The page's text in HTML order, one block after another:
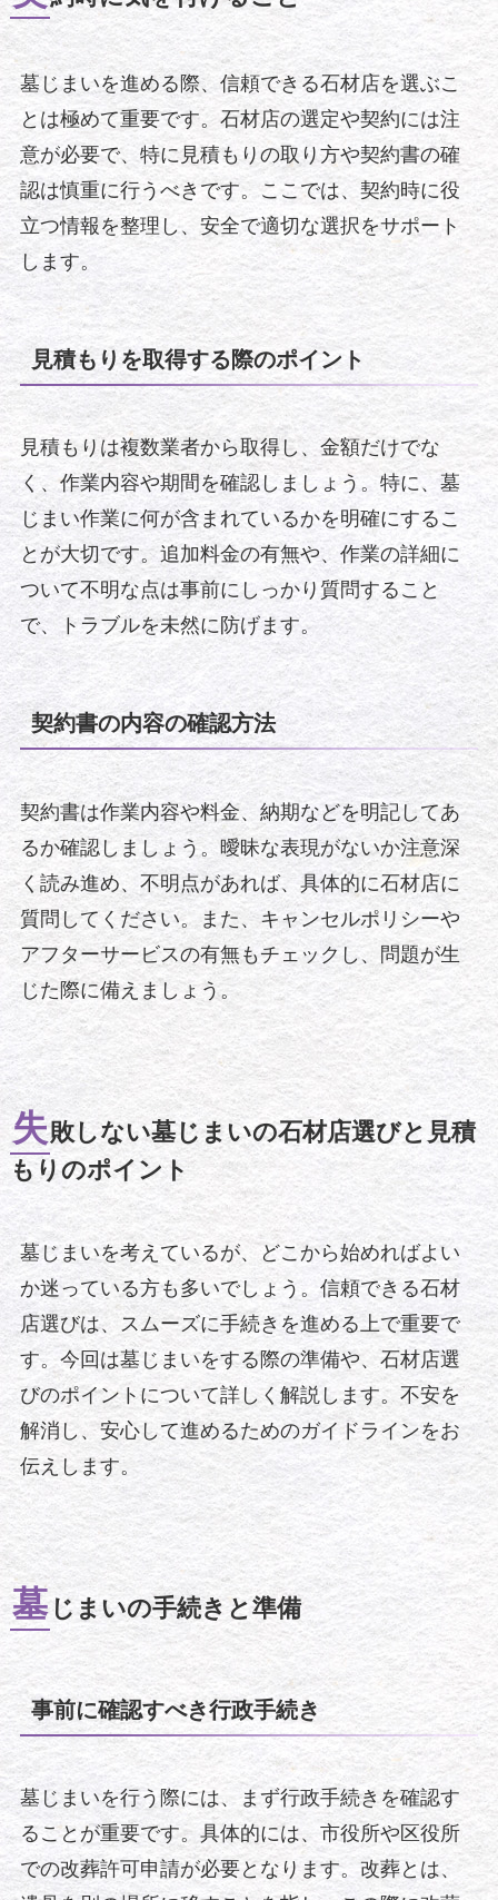
墓じまいを進める際、信頼できる石材店を選ぶこ
とは極めて重要です。石材店の選定や契約には注
意が必要で、特に見積もりの取り方や契約書の確
認は慎重に行うべきです。ここでは、契約時に役
立つ情報を整理し、安全で適切な選択をサポート
します。
見積もりを取得する際のポイント
見積もりは複数業者から取得し、金額だけでな
く、作業内容や期間を確認しましょう。特に、墓
じまい作業に何が含まれているかを明確にするこ
とが大切です。追加料金の有無や、作業の詳細に
ついて不明な点は事前にしっかり質問すること
で、トラブルを未然に防げます。
契約書の内容の確認方法
契約書は作業内容や料金、納期などを明記してあ
るか確認しましょう。曖昧な表現がないか注意深
く読み進め、不明点があれば、具体的に石材店に
質問してください。また、キャンセルポリシーや
アフターサービスの有無もチェックし、問題が生
じた際に備えましょう。
失敗しない墓じまいの石材店選びと見積
もりのポイント
墓じまいを考えているが、どこから始めればよい
か迷っている方も多いでしょう。信頼できる石材
店選びは、スムーズに手続きを進める上で重要で
す。今回は墓じまいをする際の準備や、石材店選
びのポイントについて詳しく解説します。不安を
解消し、安心して進めるためのガイドラインをお
伝えします。
墓じまいの手続きと準備
事前に確認すべき行政手続き
墓じまいを行う際には、まず行政手続きを確認す
ることが重要です。具体的には、市役所や区役所
での改葬許可申請が必要となります。改葬とは、